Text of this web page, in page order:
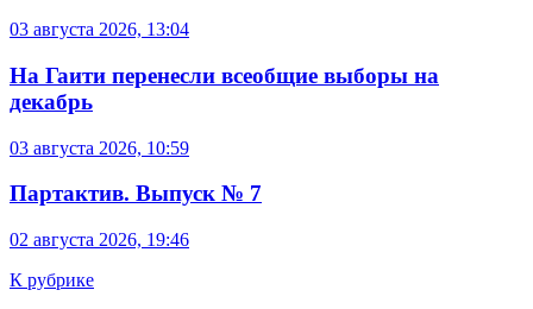
03 августа 2026, 13:04
На Гаити перенесли всеобщие выборы на
декабрь
03 августа 2026, 10:59
Партактив. Выпуск № 7
02 августа 2026, 19:46
К рубрике